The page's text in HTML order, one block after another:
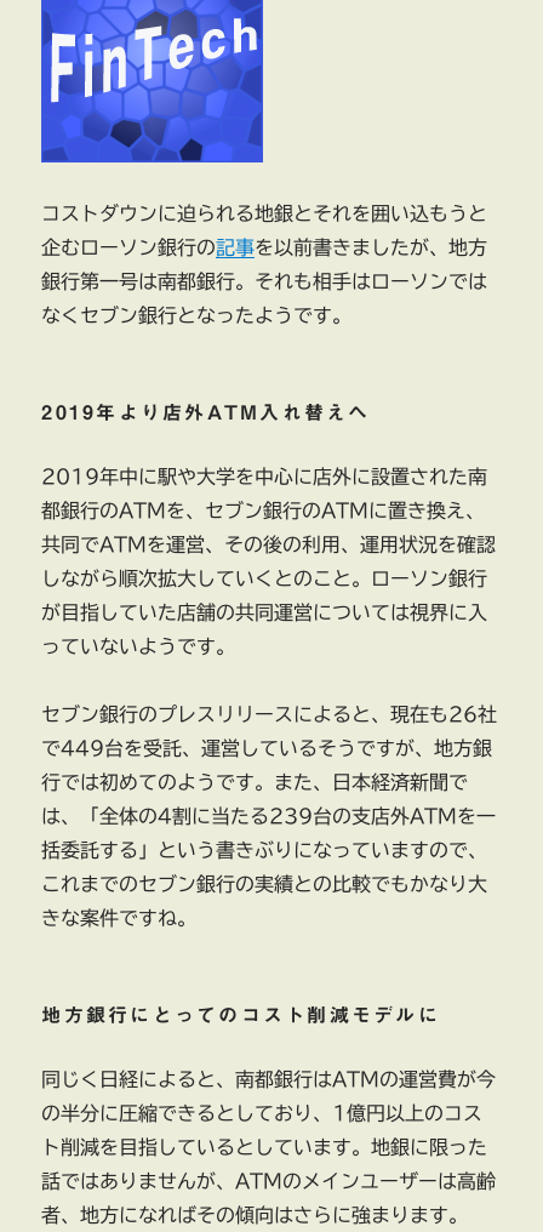
取
引
事
件
に
コストダウンに迫られる地銀とそれを囲い込もうと
企むローソン銀行の記事を以前書きましたが、地方
銀行第一号は南都銀行。それも相手はローソンでは
なくセブン銀行となったようです。
2019年より店外ATM入れ替えへ
2019年中に駅や大学を中心に店外に設置された南
都銀行のATMを、セブン銀行のATMに置き換え、
共同でATMを運営、その後の利用、運用状況を確認
しながら順次拡大していくとのこと。ローソン銀行
が目指していた店舗の共同運営については視界に入
っていないようです。
セブン銀行のプレスリリースによると、現在も26社
で449台を受託、運営しているそうですが、地方銀
行では初めてのようです。また、日本経済新聞で
は、「全体の4割に当たる239台の支店外ATMを一
括委託する」という書きぶりになっていますので、
これまでのセブン銀行の実績との比較でもかなり大
きな案件ですね。
地方銀行にとってのコスト削減モデルに
同じく日経によると、南都銀行はATMの運営費が今
の半分に圧縮できるとしており、1億円以上のコス
ト削減を目指しているとしています。地銀に限った
話ではありませんが、ATMのメインユーザーは高齢
者、地方になればその傾向はさらに強まります。